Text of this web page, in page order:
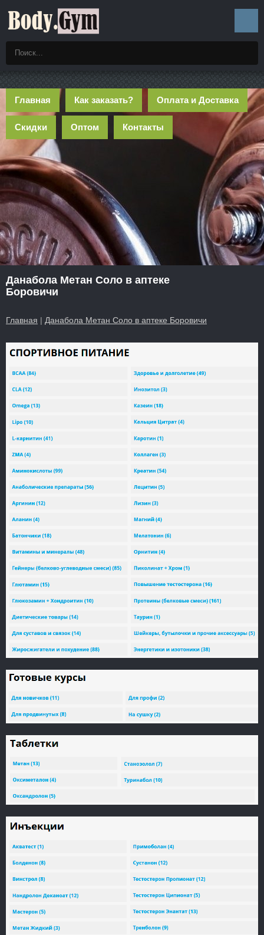
Главная Как заказать? Оплата и Доставка
Скидки Оптом Контакты
Данабола Метан Соло в аптеке
Боровичи
Главная | Данабола Метан Соло в аптеке Боровичи